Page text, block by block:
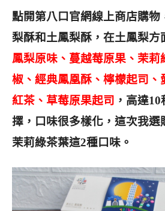
點開第八口官網線上商店購物
梨酥和土鳳梨酥，在土鳳梨方
鳳梨原味、蔓越莓原果、茉莉
椒、經典鳳凰酥、檸檬起司、
紅茶、草莓原果起司 ，高達
擇，口味很多樣化，這次我選
茉莉綠茶葉這2種口味。